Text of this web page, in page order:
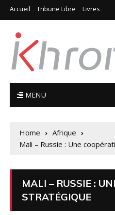
Accueil Tribune Libre Livres
MENU
Home
Afrique
Mali – Russie : Une
MALI – RUSSIE :
STRATÉGIQUE